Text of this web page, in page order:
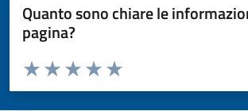
Quanto sono chiare le
pagina?
Valuta da 1 a 5 stelle la pagina
Valuta 5 stelle su 5
Valuta 4 stelle su 5
Valuta 3 stelle su 5
Valuta 2 stelle su 5
Valuta 1 stelle su 5